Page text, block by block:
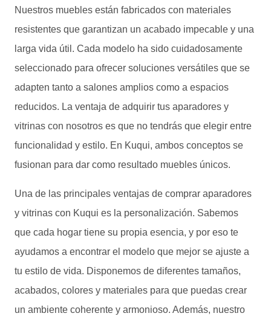
Nuestros muebles están fabricados con materiales
resistentes que garantizan un acabado impecable y una
larga vida útil. Cada modelo ha sido cuidadosamente
seleccionado para ofrecer soluciones versátiles que se
adapten tanto a salones amplios como a espacios
reducidos. La ventaja de adquirir tus aparadores y
vitrinas con nosotros es que no tendrás que elegir entre
funcionalidad y estilo. En Kuqui, ambos conceptos se
fusionan para dar como resultado muebles únicos.
Una de las principales ventajas de comprar aparadores
y vitrinas con Kuqui es la personalización. Sabemos
que cada hogar tiene su propia esencia, y por eso te
ayudamos a encontrar el modelo que mejor se ajuste a
tu estilo de vida. Disponemos de diferentes tamaños,
acabados, colores y materiales para que puedas crear
un ambiente coherente y armonioso. Además, nuestro